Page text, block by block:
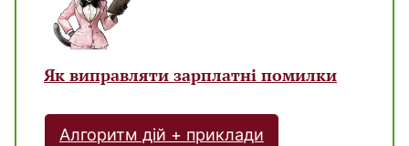
Як виправляти зарплатні помилки
Алгоритм дій + приклади